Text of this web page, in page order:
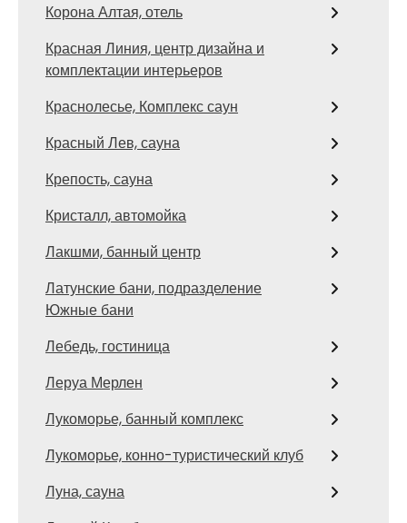
Корона Алтая, отель
Красная Линия, центр дизайна и
комплектации интерьеров
Краснолесье, Комплекс саун
Красный Лев, сауна
Крепость, сауна
Кристалл, автомойка
Лакшми, банный центр
Латунские бани, подразделение
Южные бани
Лебедь, гостиница
Леруа Мерлен
Лукоморье, банный комплекс
Лукоморье, конно-туристический клуб
Луна, сауна